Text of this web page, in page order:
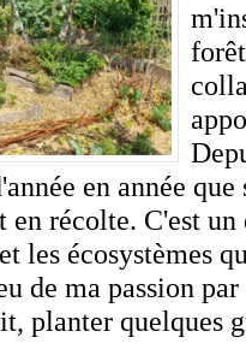
en année
en récolte. C'est
les écosystèmes
de ma passion
planter quelques